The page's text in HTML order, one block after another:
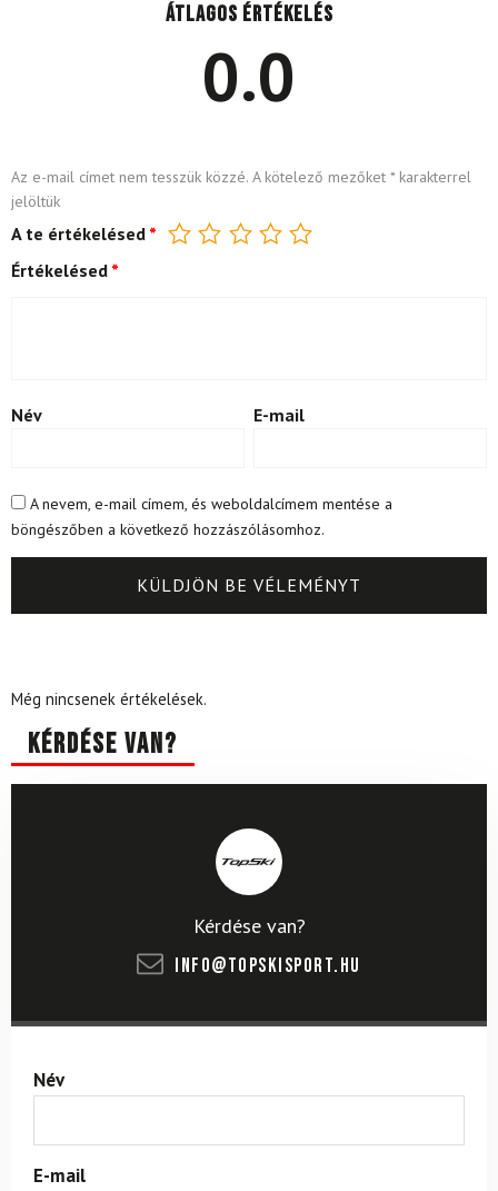
Átlagos értékelés
0.0
Az e-mail címet nem tesszük közzé. A kötelező mezőket *karakterrel
jelöltük
A te értékelésed *
Értékelésed *
Név E-mail
A nevem, e-mail címem, és weboldalcímem mentése a
böngészőben a következő hozzászólásomhoz.
Még nincsenek értékelések.
Kérdése van?
Kérdése van?
info@topskisport.hu
Név
E-mail